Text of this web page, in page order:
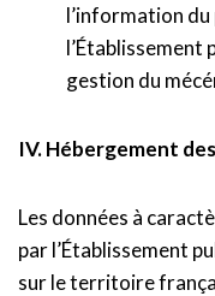
l’information
l’Établissement
gestion du
IV. Hébergement
Les données à
par l’Établissement
sur le territoire